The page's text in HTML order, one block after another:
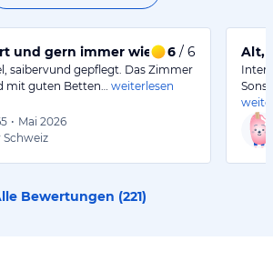
und gern immer wieder.
6 / 6
saibervund gepflegt. Das Zimmer
mit guten Betten…
weiterlesen
• Mai 2026
Schweiz
Alt,
Bewertungen (221)